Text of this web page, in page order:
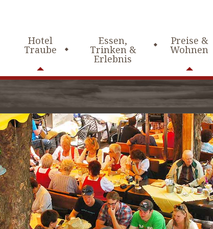
Hotel
Traube
Essen,
Trinken &
Erlebnis
Preise &
Wohnen